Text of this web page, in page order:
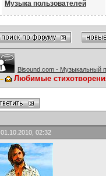
Музыка пользователей
Bisound.com - Музыкальный
Любимые
01.10.2010, 02:32